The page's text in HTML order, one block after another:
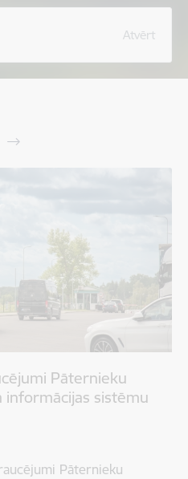
Atvērt
Pāternieku
sistēmu
Pāternieku